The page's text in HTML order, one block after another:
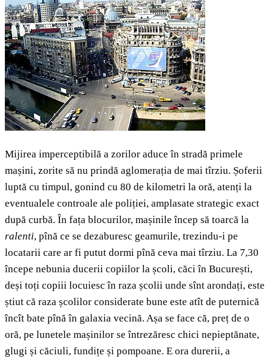
Mijirea imperceptibilă a zorilor aduce în stradă primele
mașini, zorite să nu prindă aglomerația de mai tîrziu. Șoferii
luptă cu timpul, gonind cu 80 de kilometri la oră, atenți la
eventualele controale ale poliției, amplasate strategic exact
după curbă. În fața blocurilor, mașinile încep să toarcă la
ralenti, pînă ce se dezaburesc geamurile, trezindu-i pe
locatarii care ar fi putut dormi pînă ceva mai tîrziu. La 7,30
începe nebunia ducerii copiilor la școli, căci în București,
deși toți copiii locuiesc în raza școlii unde sînt arondați, este
știut că raza școlilor considerate bune este atît de puternică
încît bate pînă în galaxia vecină. Așa se face că, preț de o
oră, pe lunetele mașinilor se întrezăresc chici nepieptănate,
glugi și căciuli, fundițe și pompoane. E ora durerii, a